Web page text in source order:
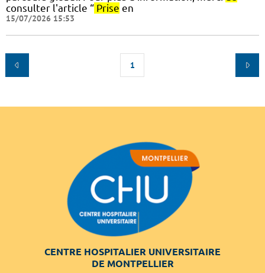
consulter l'article “ Prise en
15/07/2026 15:53
1
CENTRE HOSPITALIER UNIVERSITAIRE
DE MONTPELLIER